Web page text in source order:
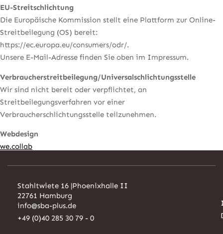
EU-Streitschlichtung
Die Europäische Kommission stellt eine Plattform zur Online-
Streitbeilegung (OS) bereit:
https://ec.europa.eu/consumers/odr/.
Unsere E-Mail-Adresse finden Sie oben im Impressum.
Verbraucherstreitbeilegung/Universalschlichtungsstelle
Wir sind nicht bereit oder verpflichtet, an
Streitbeilegungsverfahren vor einer
Verbraucherschlichtungsstelle teilzunehmen.
Webdesign
we.collab
Stahltwiete 16 |Phoenixhalle II
22761 Hamburg
info@sba-plus.de
+49 (0)40 285 30 79 - 0